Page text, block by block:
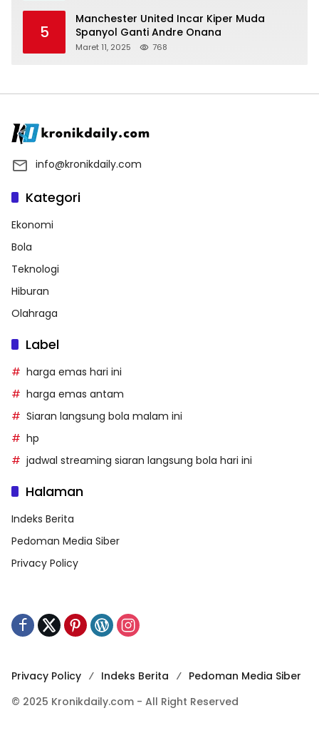
5
Manchester United Incar Kiper Muda
Spanyol Ganti Andre Onana
Maret 11, 2025 768
info@kronikdaily.com
Kategori
Ekonomi
Bola
Teknologi
Hiburan
Olahraga
Label
harga emas hari ini
harga emas antam
Siaran langsung bola malam ini
hp
jadwal streaming siaran langsung bola hari ini
Halaman
Indeks Berita
Pedoman Media Siber
Privacy Policy
Privacy Policy Indeks Berita
Pedoman Media Siber
© 2025 Kronikdaily.com - All Right Reserved